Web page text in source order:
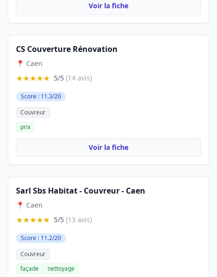
Voir la fiche
CS Couverture Rénovation
📍 Caen
★★★★★ 5/5 (14 avis)
Score : 11.3/20
Couvreur
prix
Voir la fiche
Sarl Sbs Habitat - Couvreur - Caen
📍 Caen
★★★★★ 5/5 (13 avis)
Score : 11.2/20
Couvreur
façade
nettoyage